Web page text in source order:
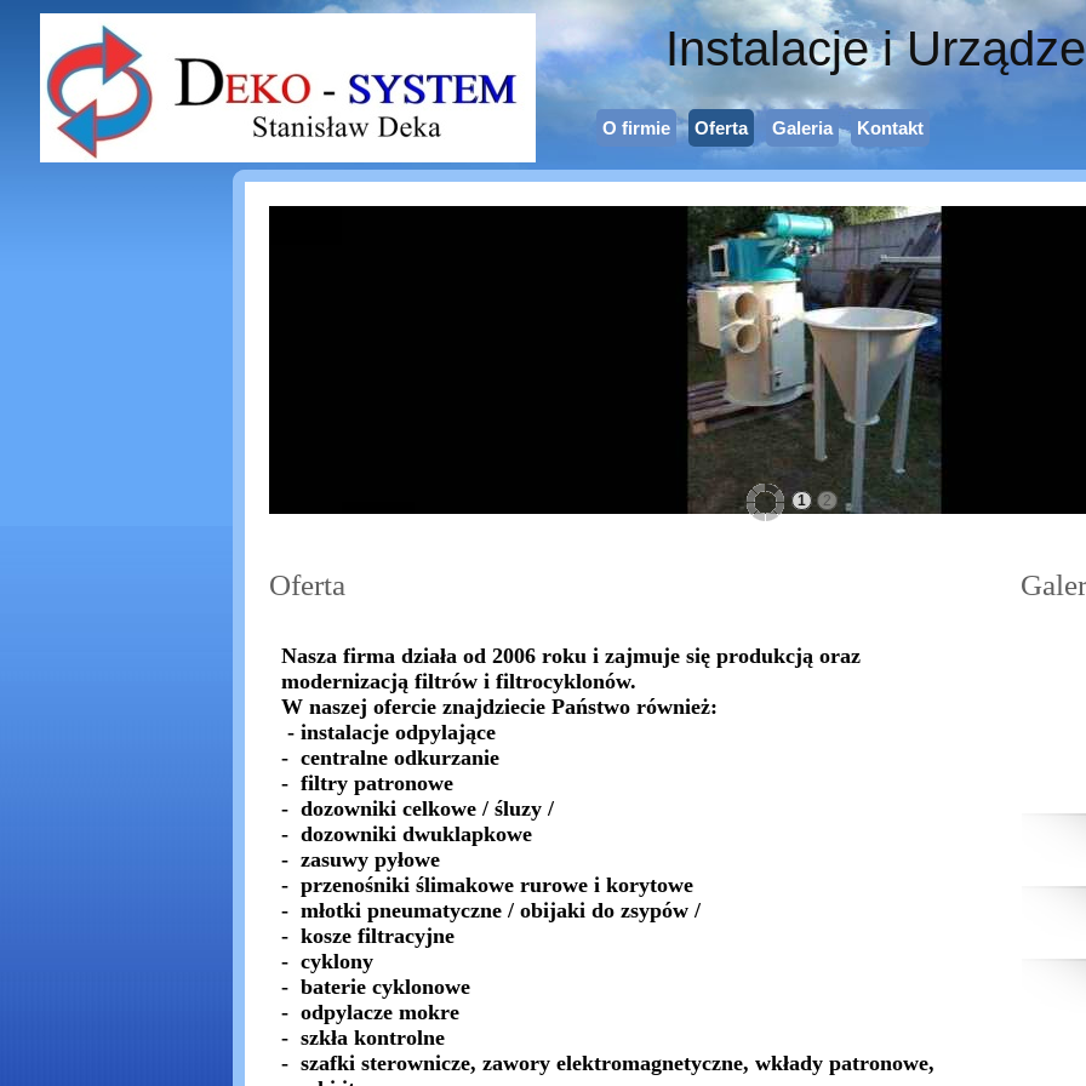
Instalacje i
1 2
O firmie Oferta Galeria Kontakt
Oferta
Nasza firma działa od 2006 roku i zajmuje się produkcją oraz
modernizacją filtrów i filtrocyklonów.
W naszej ofercie znajdziecie Państwo również:
- instalacje odpylające
- centralne odkurzanie
- filtry patronowe
- dozowniki celkowe / śluzy /
- dozowniki dwuklapkowe
- zasuwy pyłowe
- przenośniki ślimakowe rurowe i korytowe
- młotki pneumatyczne / obijaki do zsypów /
- kosze filtracyjne
- cyklony
- baterie cyklonowe
- odpylacze mokre
- szkła kontrolne
- szafki sterownicze, zawory elektromagnetyczne, wkłady patronowe,